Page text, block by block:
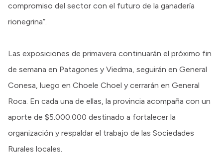
compromiso del sector con el futuro de la ganadería
rionegrina”.
Las exposiciones de primavera continuarán el próximo fin
de semana en Patagones y Viedma, seguirán en General
Conesa, luego en Choele Choel y cerrarán en General
Roca. En cada una de ellas, la provincia acompaña con un
aporte de $5.000.000 destinado a fortalecer la
organización y respaldar el trabajo de las Sociedades
Rurales locales.